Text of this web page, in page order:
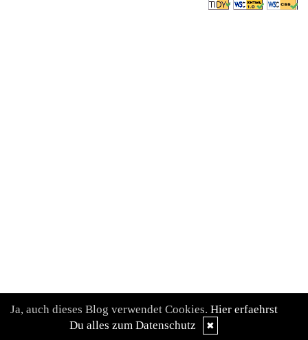
Ja, auch dieses Blog verwendet Cookies. Hier erfaehrst
Du alles zum Datenschutz
✖